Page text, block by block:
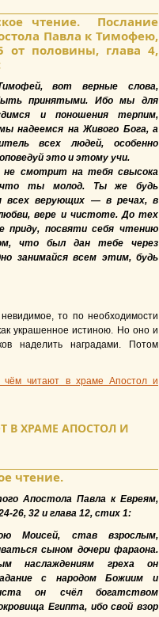
чтение. Послание
Павла к Тимофею,
от половины, глава 4,
вот верные слова,
принятыми. Ибо мы для
и поношения терпим,
надеемся на Живого Бога, а
всех людей, особенно
это и этому учи.
смотрит на тебя свысока
что ты молод. Ты же будь
всех верующих — в речах, в
вере и чистоте. До тех
приду, посвяти себя чтению
что был дан тебе через
занимайся всем этим, будь
то по необходимости
украшенное истиною. Но оно и
наделить наградами. Потом
читают в храме Апостол и
В ХРАМЕ АПОСТОЛ И
чтение.
Апостола Павла к Евреям,
26, 32 и глава 12, стих 1:
Моисей, став взрослым,
сыном дочери фараона.
наслаждениям греха он
с народом Божиим и
он счёл богатством
Египта, ибо свой взор